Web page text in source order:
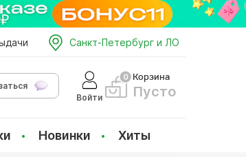
Санкт-Петербург и ЛО
Войти
Корзина
Пусто
Новинки Хиты